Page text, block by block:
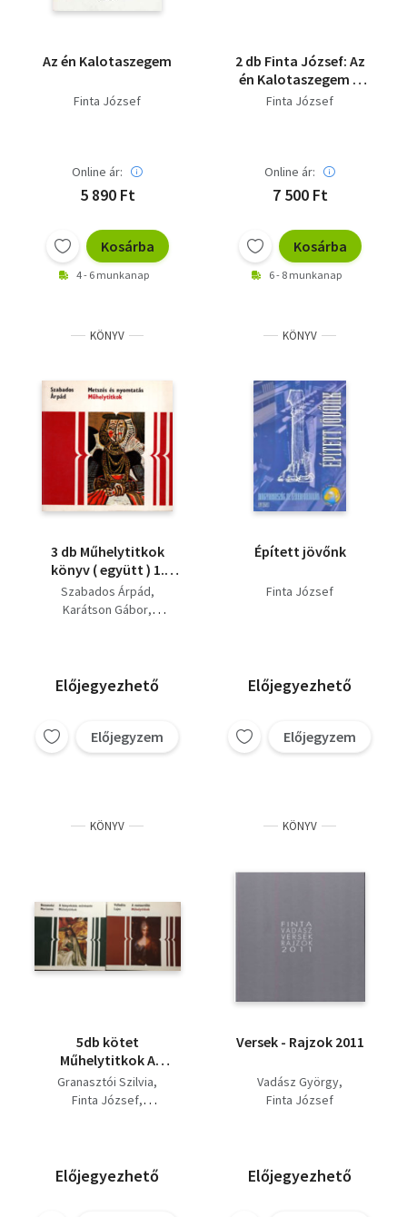
Az én Kalotaszegem
Finta József
Online ár:
5 890 Ft
Kosárba
4 - 6 munkanap
2 db Finta József: Az
én Kalotaszegem +
Három város: Velence
Finta József
Online ár:
7 500 Ft
Kosárba
6 - 8 munkanap
KÖNYV
3 db Műhelytitkok
könyv ( együtt ) 1.
Miért fest az ember, 2.
Építőkockák-
Szabados Árpád
Karátson Gábor
Előjegyezhető
Előjegyzem
KÖNYV
Épített jövőnk
Finta József
Előjegyezhető
Előjegyzem
KÖNYV
5db kötet
Műhelytitkok A
bábjáték - Színes
kövek művészete -
művészete
Granasztói Szilvia
Finta József
Előjegyezhető
KÖNYV
Versek - Rajzok 2011
Vadász György
Finta József
Előjegyezhető